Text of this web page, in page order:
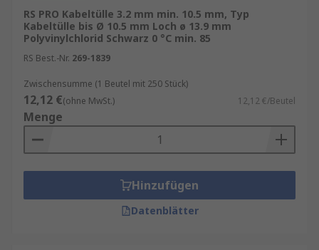
RS PRO Kabeltülle 3.2 mm min. 10.5 mm, Typ
Kabeltülle bis Ø 10.5 mm Loch ø 13.9 mm
Polyvinylchlorid Schwarz 0 °C min. 85
RS Best.-Nr. 269-1839
Zwischensumme (1 Beutel mit 250 Stück)
12,12 €(ohne MwSt.) 12,12 €/Beutel
Menge
Hinzufügen
Datenblätter